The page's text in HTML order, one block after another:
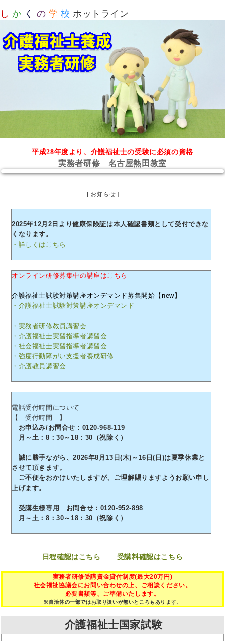
し か く の 学 校 ホットライン
平成28年度より、介護福祉士の受験に必須の資格
実務者研修 名古屋熱田教室
[ お知らせ ]
2025年12月2日より健康保険証は本人確認書類として受付できな
くなります。
・詳しくはこちら
オンライン研修募集中の講座はこちら
介護福祉士試験対策講座オンデマンド募集開始【new】
・介護福祉士試験対策講座オンデマンド
・実務者研修教員講習会
・介護福祉士実習指導者講習会
・社会福祉士実習指導者講習会
・強度行動障がい支援者養成研修
・介護教員講習会
電話受付時間について
【 受付時間 】
お申込み/お問合せ：0120-968-119
月～土：8：30～18：30（祝除く）
誠に勝手ながら、2026年8月13日(木)～16日(日)は夏季休業と
させて頂きます。
ご不便をおかけいたしますが、ご理解賜りますようお願い申し
上げます。
受講生様専用 お問合せ：0120-952-898
月～土：8：30～18：30（祝除く）
日程確認はこちら 受講料確認はこちら
実務者研修受講資金貸付制度(最大20万円)
社会福祉協議会にお問い合わせの上、ご相談ください。
必要書類等、ご準備いたします。
※自治体の一部ではお取り扱いが無いところもあります。
介護福祉士国家試験